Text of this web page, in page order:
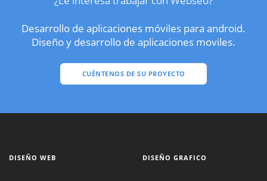
Desarrollo de aplicaciones móviles para android.
Diseño y desarrollo de aplicaciones moviles.
CUÉNTENOS DE SU PROYECTO
DISEÑO WEB DISEÑO GRAFICO